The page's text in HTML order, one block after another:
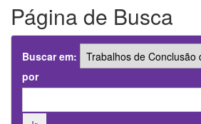
Página de Busca
Buscar em:
por